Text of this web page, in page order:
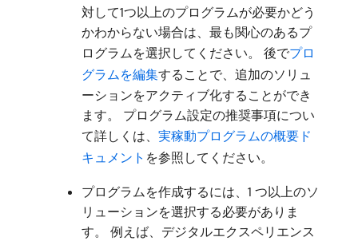
対して1つ以上のプログラムが必要かどう
かわからない場合は、最も関心のあるプ
ログラムを選択してください。 後でプロ
グラムを編集することで、追加のソリュ
ーションをアクティブ化することができ
ます。 プログラム設定の推奨事項につい
て詳しくは、 実稼動プログラムの概要ド
キュメント を参照してください。
プログラムを作成するには、1 つ以上のソ
リューションを選択する必要がありま
す。 例えば、デジタルエクスペリエンス